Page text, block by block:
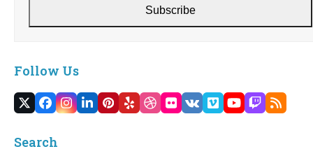
Subscribe
Follow Us
TwitterFacebook
Instagram
LinkedIn
Pinterest
YelpDribbble
Flickr
VKVimeoYouTube
Twitch
RSS
Search